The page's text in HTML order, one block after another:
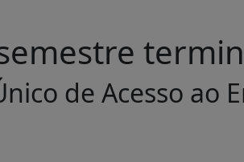
de Acesso ao